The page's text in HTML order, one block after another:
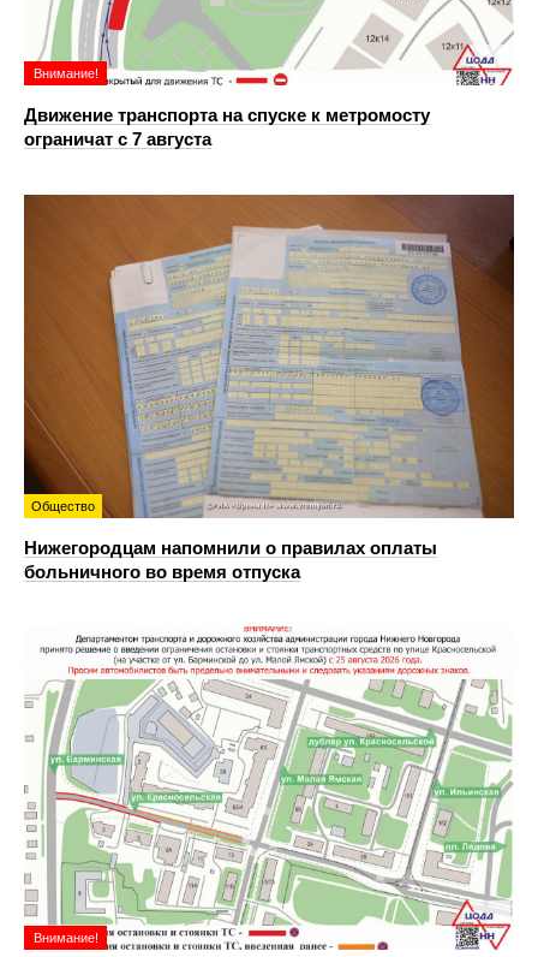
Внимание!
Движение транспорта на спуске к метромосту
ограничат с 7 августа
Общество
Нижегородцам напомнили о правилах оплаты
больничного во время отпуска
Внимание!